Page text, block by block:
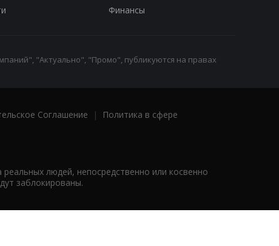
Финансы
"Актуально", "Промо", публикуются на правах
Соглашение |
Политика в сфере
людей, непосредственно или косвенно
заблокированы.